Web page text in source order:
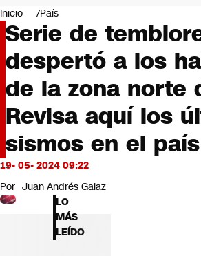
Negocios
Deportes
Programas completos
Cultura
Servicios
Bits
CNN tiempo
Futuro 360
Opinión
Inicio País
Serie de
despertó a los
de la zona norte
Revisa aquí los
sismos en el país
19- 05- 2024 09:22
Por Juan Andrés Galaz
LO
MÁS
LEÍDO